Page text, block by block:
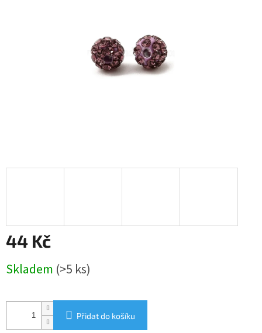
44 Kč
cena:
Skladem (>5 ks)
Přidat do košíku